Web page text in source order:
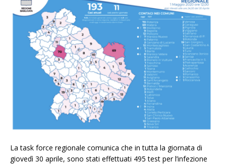
La task force regionale comunica che in tutta la giornata di
giovedì 30 aprile, sono stati effettuati 495 test per l’infezione